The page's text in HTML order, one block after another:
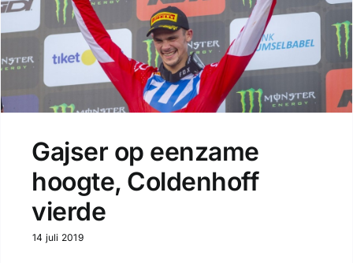
Gajser op eenzame
hoogte, Coldenhoff
vierde
14 juli 2019